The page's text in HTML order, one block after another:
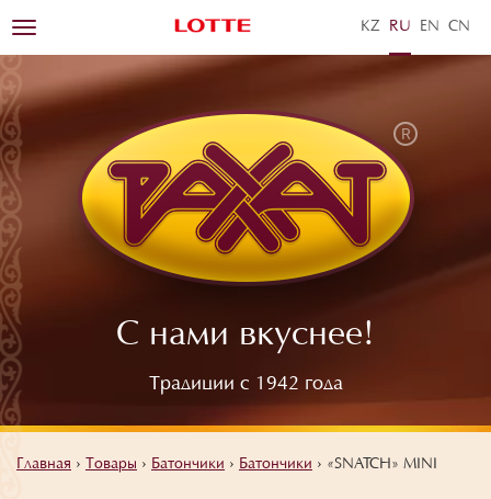
KZ RU EN ZH
С нами вкуснее!
Традиции с 1942 года
Toggle
navigation
Главная › Товары › Батончики › Батончики › «SNATCH» MINI